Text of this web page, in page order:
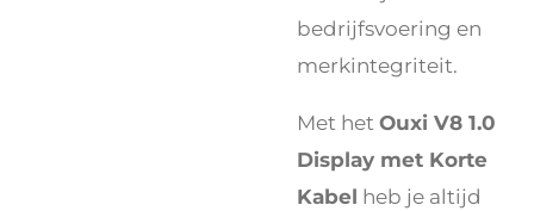
bedrijfsvoering en
merkintegriteit.
Met het Ouxi V8 1.0
Display met Korte
Kabel heb je altijd